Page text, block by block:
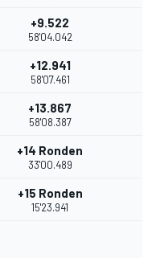
+9.522
58'04.042
+12.941
58'07.461
+13.867
58'08.387
+14 Ronden
33'00.489
+15 Ronden
15'23.941